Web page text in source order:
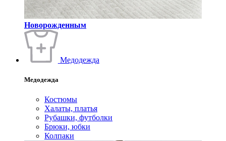
Новорожденным
Медодежда
Медодежда
Костюмы
Халаты, платья
Рубашки, футболки
Брюки, юбки
Колпаки